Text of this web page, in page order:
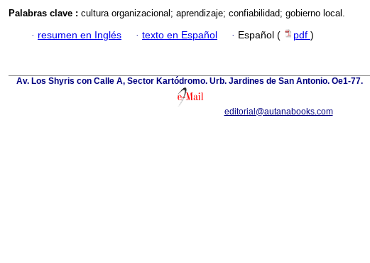
Palabras clave : cultura organizacional; aprendizaje; confiabilidad; gobierno local.
· resumen en Inglés · texto en Español · Español ( pdf )
Av. Los Shyris con Calle A, Sector Kartódromo. Urb. Jardines de San Antonio. Oe1-77.
editorial@autanabooks.com